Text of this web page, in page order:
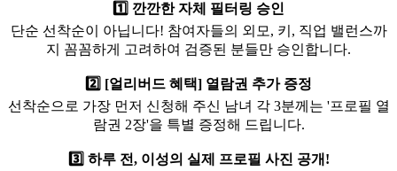
1️⃣ 깐깐한 자체 필터링 승인
단순 선착순이 아닙니다! 참여자들의 외모, 키, 직업 밸런스까
지 꼼꼼하게 고려하여 검증된 분들만 승인합니다.
2️⃣ [얼리버드 혜택] 열람권 추가 증정
선착순으로 가장 먼저 신청해 주신 남녀 각 3분께는 '프로필 열
람권 2장'을 특별 증정해 드립니다.
3️⃣ 하루 전, 이성의 실제 프로필 사진 공개!